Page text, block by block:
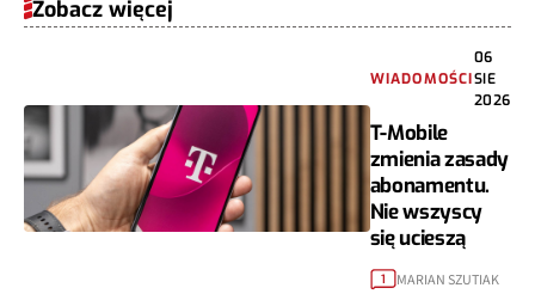
Zobacz więcej
WIADOMOŚCI
06
SIE
2026
T-Mobile
zmienia zasady
abonamentu.
Nie wszyscy
się ucieszą
1 MARIAN SZUTIAK